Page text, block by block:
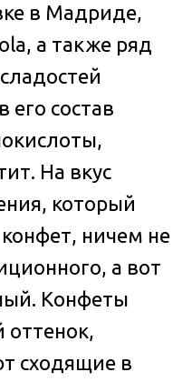
в Мадриде,
а также ряд
его состав
На вкус
который
ничем не
а вот
Конфеты
оттенок,
сходящие в